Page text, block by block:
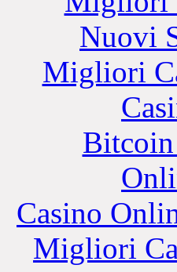
Nuovi
Migliori
Casino
Migliori